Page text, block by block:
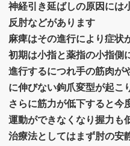
神経引き延ばしの原因には
反肘などがあります
麻痺はその進行により症状
初期は小指と薬指の小指側
進行するにつれ手の筋肉が
に伸びない鉤爪変型が起こ
さらに筋力が低下すると今
運動ができなくなり握力も
治療法としてはまず肘の安